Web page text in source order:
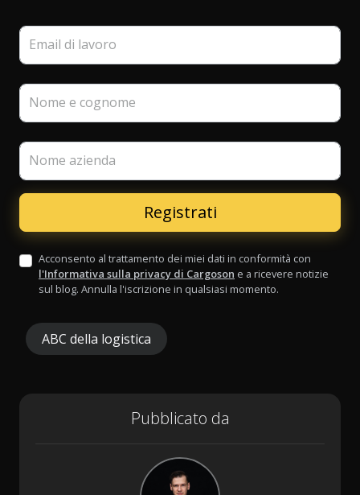
Email di lavoro
Nome e cognome
Nome azienda
Acconsento al trattamento dei miei dati in conformità con
l'Informativa sulla privacy di Cargoson e a ricevere notizie
sul blog. Annulla l'iscrizione in qualsiasi momento.
ABC della logistica
Pubblicato da